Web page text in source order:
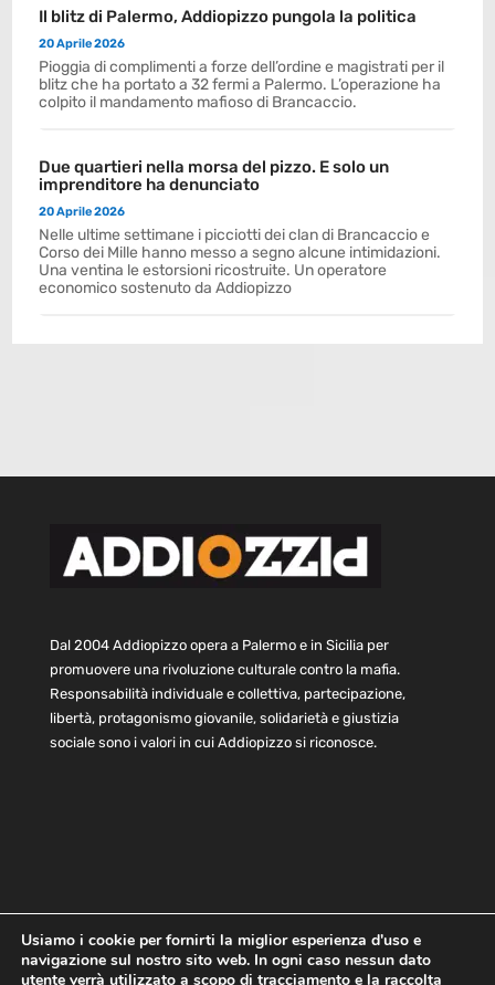
Il blitz di Palermo, Addiopizzo pungola la politica
20 Aprile 2026
Pioggia di complimenti a forze dell’ordine e magistrati per il
blitz che ha portato a 32 fermi a Palermo. L’operazione ha
colpito il mandamento mafioso di Brancaccio.
Due quartieri nella morsa del pizzo. E solo un
imprenditore ha denunciato
20 Aprile 2026
Nelle ultime settimane i picciotti dei clan di Brancaccio e
Corso dei Mille hanno messo a segno alcune intimidazioni.
Una ventina le estorsioni ricostruite. Un operatore
economico sostenuto da Addiopizzo
Dal 2004 Addiopizzo opera a Palermo e in Sicilia per
promuovere una rivoluzione culturale contro la mafia.
Responsabilità individuale e collettiva, partecipazione,
libertà, protagonismo giovanile, solidarietà e giustizia
sociale sono i valori in cui Addiopizzo si riconosce.
Home Statuto e bilancio
Contatti
Usiamo i cookie per fornirti la miglior esperienza d'uso e
navigazione sul nostro sito web. In ogni caso nessun dato
utente verrà utilizzato a scopo di tracciamento e la raccolta